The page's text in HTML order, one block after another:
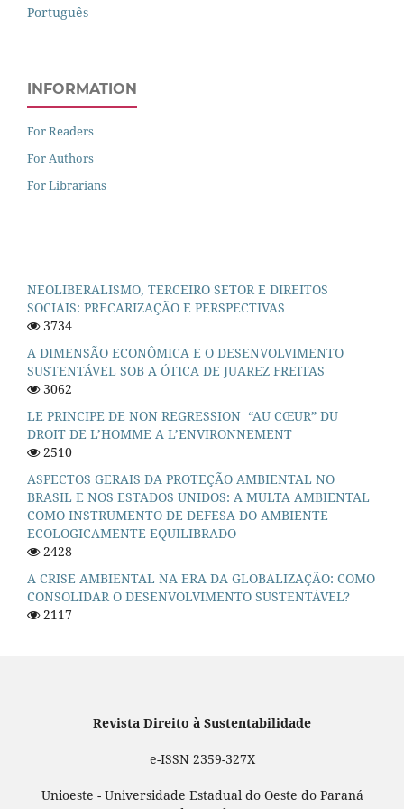
Português
INFORMATION
For Readers
For Authors
For Librarians
NEOLIBERALISMO, TERCEIRO SETOR E DIREITOS
SOCIAIS: PRECARIZAÇÃO E PERSPECTIVAS
3734
A DIMENSÃO ECONÔMICA E O DESENVOLVIMENTO
SUSTENTÁVEL SOB A ÓTICA DE JUAREZ FREITAS
3062
LE PRINCIPE DE NON REGRESSION “AU CŒUR” DU
DROIT DE L’HOMME A L’ENVIRONNEMENT
2510
ASPECTOS GERAIS DA PROTEÇÃO AMBIENTAL NO
BRASIL E NOS ESTADOS UNIDOS: A MULTA AMBIENTAL
COMO INSTRUMENTO DE DEFESA DO AMBIENTE
ECOLOGICAMENTE EQUILIBRADO
2428
A CRISE AMBIENTAL NA ERA DA GLOBALIZAÇÃO: COMO
CONSOLIDAR O DESENVOLVIMENTO SUSTENTÁVEL?
2117
Revista Direito à Sustentabilidade
e-ISSN 2359-327X
Unioeste - Universidade Estadual do Oeste do Paraná